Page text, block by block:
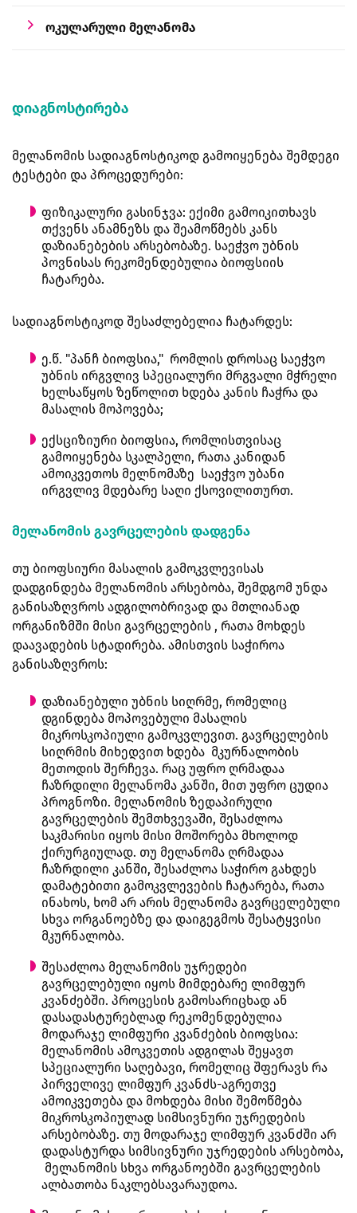
ოკულარული მელანომა
დიაგნოსტირება
მელანომის სადიაგნოსტიკოდ გამოიყენება შემდეგი
ტესტები და პროცედურები:
ფიზიკალური გასინჯვა: ექიმი გამოიკითხავს
თქვენს ანამნეზს და შეამოწმებს კანს
დაზიანებების არსებობაზე. საეჭვო უბნის
პოვნისას რეკომენდებულია ბიოფსიის
ჩატარება.
სადიაგნოსტიკოდ შესაძლებელია ჩატარდეს:
ე.წ. "პანჩ ბიოფსია," რომლის დროსაც საეჭვო
უბნის ირგვლივ სპეციალური მრგვალი მჭრელი
ხელსაწყოს ზეწოლით ხდება კანის ჩაჭრა და
მასალის მოპოვება;
ექსციზიური ბიოფსია, რომლისთვისაც
გამოიყენება სკალპელი, რათა კანიდან
ამოიკვეთოს მელნომაზე საეჭვო უბანი
ირგვლივ მდებარე საღი ქსოვილითურთ.
მელანომის გავრცელების დადგენა
თუ ბიოფსიური მასალის გამოკვლევისას
დადგინდება მელანომის არსებობა, შემდგომ უნდა
განისაზღვროს ადგილობრივად და მთლიანად
ორგანიზმში მისი გავრცელების , რათა მოხდეს
დაავადების სტადირება. ამისთვის საჭიროა
განისაზღვროს:
დაზიანებული უბნის სიღრმე, რომელიც
დგინდება მოპოვებული მასალის
მიკროსკოპიული გამოკვლევით. გავრცელების
სიღრმის მიხედვით ხდება მკურნალობის
მეთოდის შერჩევა. რაც უფრო ღრმადაა
ჩაზრდილი მელანომა კანში, მით უფრო ცუდია
პროგნოზი. მელანომის ზედაპირული
გავრცელების შემთხვევაში, შესაძლოა
საკმარისი იყოს მისი მოშორება მხოლოდ
ქირურგიულად. თუ მელანომა ღრმადაა
ჩაზრდილი კანში, შესაძლოა საჭირო გახდეს
დამატებითი გამოკვლევების ჩატარება, რათა
ინახოს, ხომ არ არის მელანომა გავრცელებული
სხვა ორგანოებზე და დაიგეგმოს შესატყვისი
მკურნალობა.
შესაძლოა მელანომის უჯრედები
გავრცელებული იყოს მიმდებარე ლიმფურ
კვანძებში. პროცესის გამოსარიცხად ან
დასადასტურებლად რეკომენდებულია
მოდარაჯე ლიმფური კვანძების ბიოფსია:
მელანომის ამოკვეთის ადგილას შეყავთ
სპეციალური საღებავი, რომელიც შფერავს რა
პირველივე ლიმფურ კვანძს-აგრეთვე
ამოიკვეთება და მოხდება მისი შემოწმება
მიკროსკოპიულად სიმსივნური უჯრედების
არსებობაზე. თუ მოდარაჯე ლიმფურ კვანძში არ
დადასტურდა სიმსივნური უჯრედების არსებობა,
მელანომის სხვა ორგანოებში გავრცელების
ალბათობა ნაკლებსავარაუდოა.